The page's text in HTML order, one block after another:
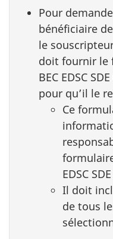
Pour
bénéficiaire
le
doit fournir le
BEC EDSC
pour qu’il le
Ce
EDSC
Il doit
de tous